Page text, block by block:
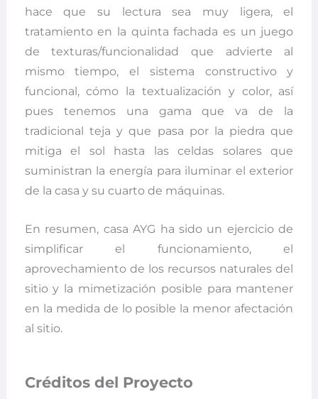
hace que su lectura sea muy ligera, el
tratamiento en la quinta fachada es un juego
de texturas/funcionalidad que advierte al
mismo tiempo, el sistema constructivo y
funcional, cómo la textualización y color, así
pues tenemos una gama que va de la
tradicional teja y que pasa por la piedra que
mitiga el sol hasta las celdas solares que
suministran la energía para iluminar el exterior
de la casa y su cuarto de máquinas.
En resumen, casa AYG ha sido un ejercicio de
simplificar el funcionamiento, el
aprovechamiento de los recursos naturales del
sitio y la mimetización posible para mantener
en la medida de lo posible la menor afectación
al sitio.
Créditos del Proyecto